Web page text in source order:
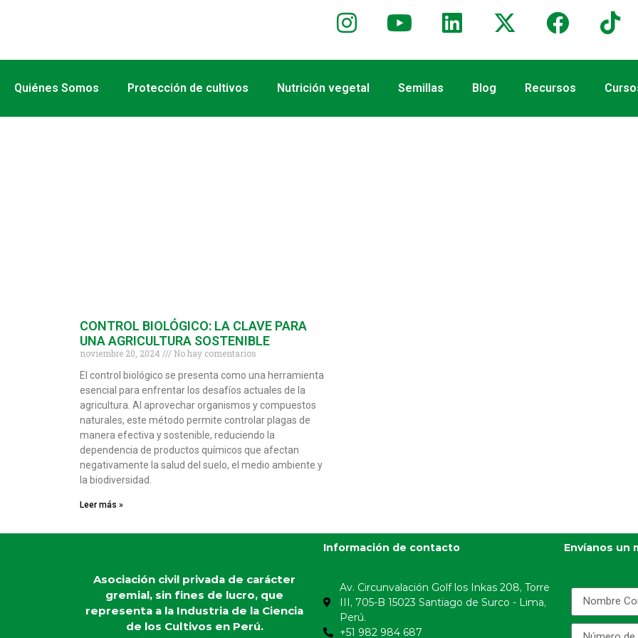
Quiénes Somos Protección de cultivos Nutrición vegetal Semillas Blog Recursos
CONTROL BIOLÓGICO: LA CLAVE PARA
UNA AGRICULTURA SOSTENIBLE
noviembre 20, 2024
No hay comentarios
El control biológico se presenta como una herramienta
esencial para enfrentar los desafíos actuales de la
agricultura. Al aprovechar organismos y compuestos
naturales, este método permite controlar plagas de
manera efectiva y sostenible, reduciendo la
dependencia de productos químicos que afectan
negativamente la salud del suelo, el medio ambiente y
la biodiversidad.
Leer más »
Asociación civil privada de carácter
gremial, sin fines de lucro, que
representa a la Industria de la Ciencia
de los Cultivos en Perú.
Información de contacto
Av. Circunvalación Golf los Inkas 208, Torre
III, 705-B 15023 Santiago de Surco - Lima,
Perú.
+51 982 984 687
Envíanos un